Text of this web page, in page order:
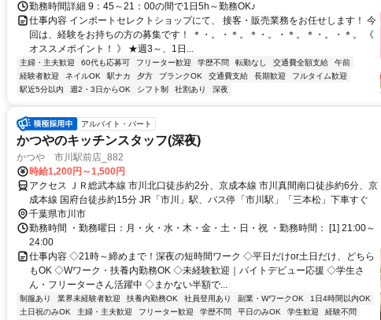
勤務時間詳細 9：45～21：00の間で1日5h～勤務OK♪
仕事内容 インポートセレクトショップにて、 接客・販売業務をお任せします！ 今
回は、経験をお持ちの方の募集です！ ＊・。・＊。＊・。・＊。＊・。・＊。 《
オススメポイント！ 》 ★週3～、1日...
主婦・主夫歓迎 60代も応募可 フリーター歓迎 学歴不問 転勤なし 交通費全額支給
午前
経験者歓迎
ネイルOK 駅ナカ 夕方 ブランクOK 交通費支給 長期歓迎
フルタイム歓迎
駅近5分以内
週2・3日からOK シフト制 社割あり 深夜
アルバイト・パート
かつやのキッチンスタッフ(深夜)
かつや 市川駅前店_882
時給1,200円～1,500円
アクセス ＪＲ総武本線 市川北口徒歩約2分、京成本線 市川真間南口徒歩約6分、京
成本線 国府台徒歩約15分 JR「市川」駅、バス停「市川駅」「三本松」下車すぐ
千葉県市川市
勤務時間 ・勤務曜日：月・火・水・木・金・土・日・祝 ・勤務時間： [1] 21:00～
24:00
仕事内容 ◇21時～締めまで！深夜の短時間ワーク ◇平日だけor土日だけ、どちら
もOK ◇Wワーク・扶養内勤務OK ◇未経験歓迎｜バイトデビュー応援 ◇学生さ
ん・フリーターさん活躍中 ◇まかない半額で...
制服あり 業界未経験者歓迎 扶養内勤務OK 社員登用あり 副業・WワークOK
1日4時間以内OK
土日祝のみOK
主婦・主夫歓迎 フリーター歓迎 学歴不問 平日のみOK 学生歓迎
経験不問